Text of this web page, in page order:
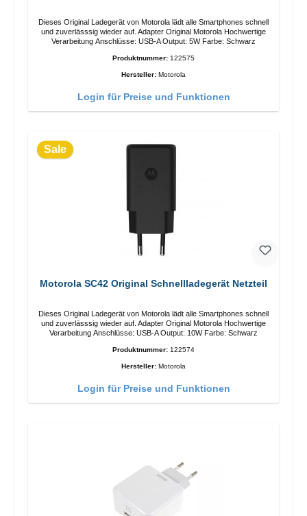
Dieses Original Ladegerät von Motorola lädt alle Smartphones schnell
und zuverlässsig wieder auf. Adapter Original Motorola Hochwertige
Verarbeitung Anschlüsse: USB-A Output: 5W Farbe: Schwarz
Produktnummer: 122575
Hersteller: Motorola
Login für Preise und Funktionen
Sale
Motorola SC42 Original Schnellladegerät Netzteil
Dieses Original Ladegerät von Motorola lädt alle Smartphones schnell
und zuverlässsig wieder auf. Adapter Original Motorola Hochwertige
Verarbeitung Anschlüsse: USB-A Output: 10W Farbe: Schwarz
Produktnummer: 122574
Hersteller: Motorola
Login für Preise und Funktionen